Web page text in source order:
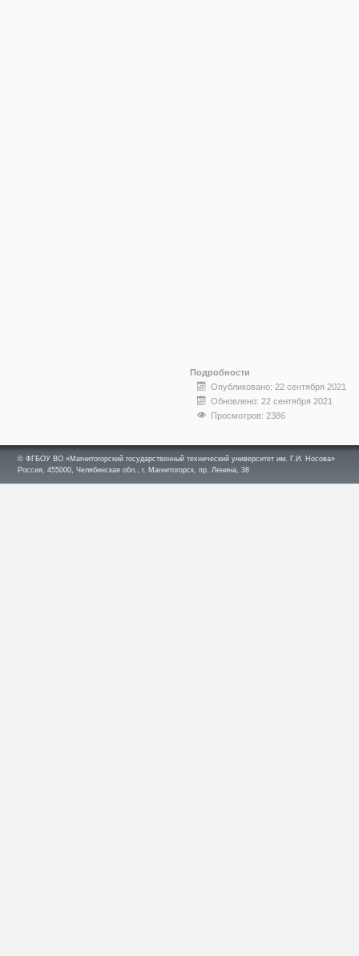
Подробности
Опубликовано: 22 сентября 2021
Обновлено: 22 сентября 2021
Просмотров: 2386
© ФГБОУ ВО «Магнитогорский государственный технический университет им. Г.И. Носова»
Россия, 455000, Челябинская обл., г. Магнитогорск, пр. Ленина, 38